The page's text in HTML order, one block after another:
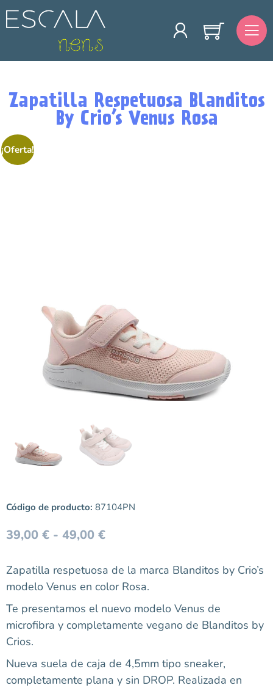
Zapatilla Respetuosa Blanditos
By Crio’s Venus Rosa
¡Oferta!
Código de producto: 87104PN
39,00 € - 49,00 €
Zapatilla respetuosa de la marca Blanditos by Crio’s
modelo Venus en color Rosa.
Te presentamos el nuevo modelo Venus de
microfibra y completamente vegano de Blanditos by
Crios.
Nueva suela de caja de 4,5mm tipo sneaker,
completamente plana y sin DROP. Realizada en